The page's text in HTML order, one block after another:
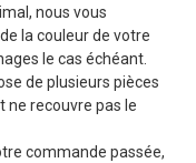
nous vous
la couleur de votre
le cas échéant.
de plusieurs pièces
ne recouvre pas le
commande passée,